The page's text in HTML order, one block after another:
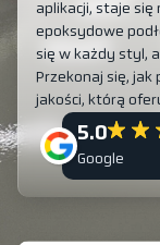
aplikacji, staje się
epoksydowe
się w każdy styl,
Przekonaj się,
jakości, którą
5.0
Google